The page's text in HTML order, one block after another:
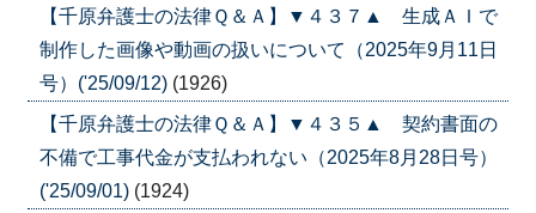
【千原弁護士の法律Ｑ＆Ａ】▼４３７▲ 生成ＡＩで
制作した画像や動画の扱いについて（2025年9月11日
号）('25/09/12) (1926)
【千原弁護士の法律Ｑ＆Ａ】▼４３５▲ 契約書面の
不備で工事代金が支払われない（2025年8月28日号）
('25/09/01) (1924)